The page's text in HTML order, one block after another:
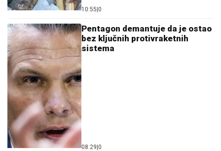
10:55|0
Pentagon demantuje da je ostao
bez ključnih protivraketnih
sistema
08:29|0